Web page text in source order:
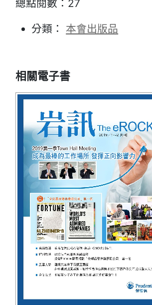
總點閱數： 27
分類： 本會出版品
相關電子書